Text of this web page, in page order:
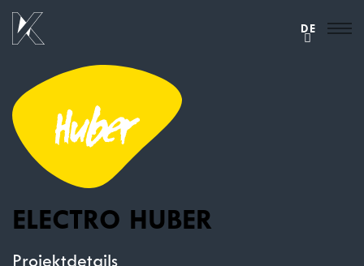
DE
ELECTRO HUBER
Projektdetails